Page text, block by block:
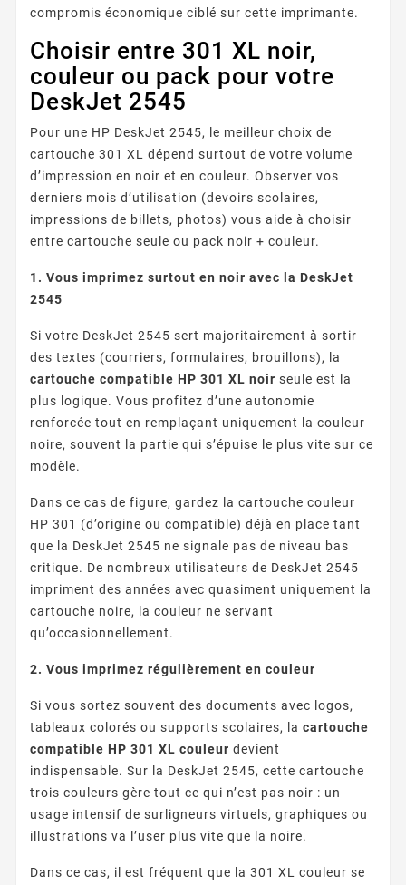
compromis économique ciblé sur cette imprimante.
Choisir entre 301 XL noir,
couleur ou pack pour votre
DeskJet 2545
Pour une HP DeskJet 2545, le meilleur choix de
cartouche 301 XL dépend surtout de votre volume
d’impression en noir et en couleur. Observer vos
derniers mois d’utilisation (devoirs scolaires,
impressions de billets, photos) vous aide à choisir
entre cartouche seule ou pack noir + couleur.
1. Vous imprimez surtout en noir avec la DeskJet
2545
Si votre DeskJet 2545 sert majoritairement à sortir
des textes (courriers, formulaires, brouillons), la
cartouche compatible HP 301 XL noir seule est la
plus logique. Vous profitez d’une autonomie
renforcée tout en remplaçant uniquement la couleur
noire, souvent la partie qui s’épuise le plus vite sur ce
modèle.
Dans ce cas de figure, gardez la cartouche couleur
HP 301 (d’origine ou compatible) déjà en place tant
que la DeskJet 2545 ne signale pas de niveau bas
critique. De nombreux utilisateurs de DeskJet 2545
impriment des années avec quasiment uniquement la
cartouche noire, la couleur ne servant
qu’occasionnellement.
2. Vous imprimez régulièrement en couleur
Si vous sortez souvent des documents avec logos,
tableaux colorés ou supports scolaires, la cartouche
compatible HP 301 XL couleur devient
indispensable. Sur la DeskJet 2545, cette cartouche
trois couleurs gère tout ce qui n’est pas noir : un
usage intensif de surligneurs virtuels, graphiques ou
illustrations va l’user plus vite que la noire.
Dans ce cas, il est fréquent que la 301 XL couleur se